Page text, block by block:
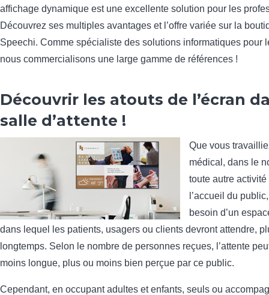
affichage dynamique est une excellente solution pour les
Découvrez ses multiples avantages et l’offre variée sur la
Speechi. Comme spécialiste des solutions informatiques pour
nous commercialisons une large gamme de références !
Découvrir les atouts de l’écran
salle d’attente !
Que vous
médical, dans le
toute autre
l’accueil du
besoin d’un
dans lequel les patients, usagers ou clients devront attendre,
longtemps. Selon le nombre de personnes reçues, l’attente
moins longue, plus ou moins bien perçue par ce public.
Cependant, en occupant adultes et enfants, seuls ou